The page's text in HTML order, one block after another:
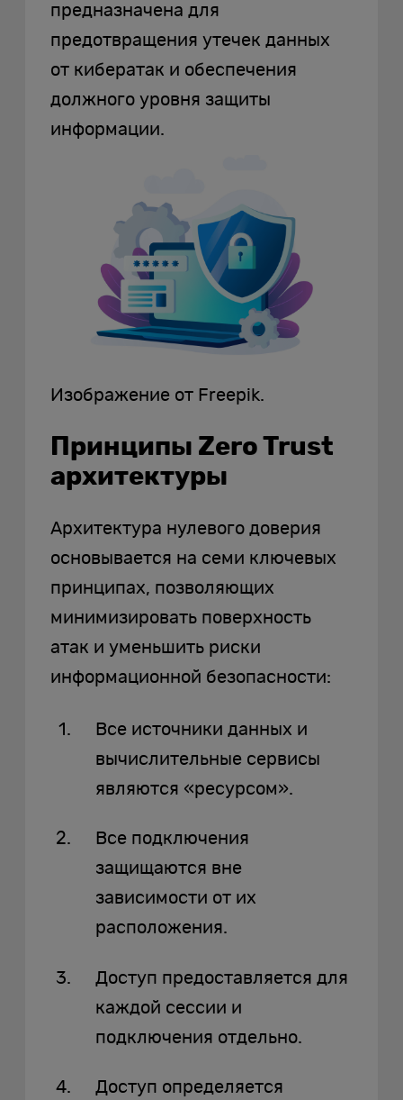
предназначена для
предотвращения утечек данных
от кибератак и обеспечения
должного уровня защиты
информации.
Изображение от Freepik.
Принципы Zero Trust
архитектуры
Архитектура нулевого доверия
основывается на семи ключевых
принципах, позволяющих
минимизировать поверхность
атак и уменьшить риски
информационной безопасности:
Все источники данных и
вычислительные сервисы
являются «ресурсом».
Все подключения
защищаются вне
зависимости от их
расположения.
Доступ предоставляется для
каждой сессии и
подключения отдельно.
Доступ определяется